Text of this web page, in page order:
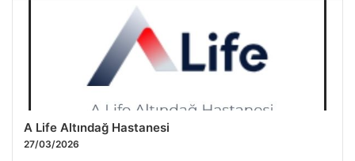
A Life Altındağ Hastanesi
27/03/2026